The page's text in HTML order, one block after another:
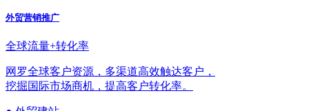
外贸营销推广
全球流量+转化率
网罗全球客户资源，多渠道高效触达客户，
挖掘国际市场商机，提高客户转化率。